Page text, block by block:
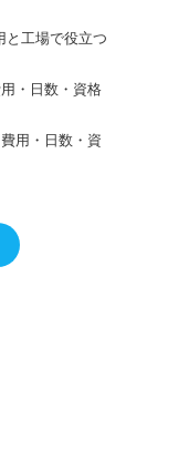
と工場で役立つ
・日数・資格
用・日数・資